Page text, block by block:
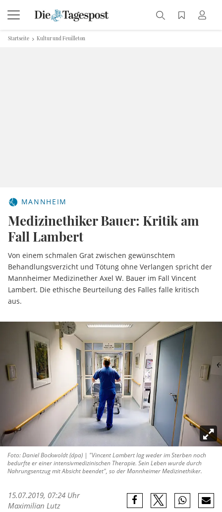
Startseite Kultur und Feuilleton
MANNHEIM
Medizinethiker Bauer: Kritik am
Fall Lambert
Von einem schmalen Grat zwischen gewünschtem
Behandlungsverzicht und Tötung ohne Verlangen spricht der
Mannheimer Medizinether Axel W. Bauer im Fall Vincent
Lambert. Die ethische Beurteilung des Falles falle kritisch
aus.
Foto: Daniel Bockwoldt (dpa) | "Vincent Lambert lag weder im Sterben noch
bedurfte er einer intensivmedizinischen Therapie. Sein Leben wurde durch
Nahrungsentzug mit Absicht beendet", so der Mannheimer Medizinethiker.
15.07.2019, 07:24 Uhr
Maximilian Lutz